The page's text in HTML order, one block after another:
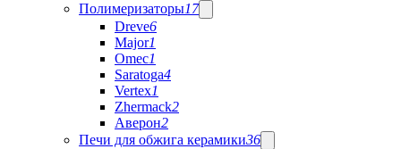
Полимеризаторы17
Dreve6
Major1
Omec1
Saratoga4
Vertex1
Zhermack2
Аверон2
Печи для обжига керамики36